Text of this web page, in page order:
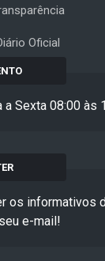
Oficial
a Sexta 08:00 às
os informativos
seu e-mail!